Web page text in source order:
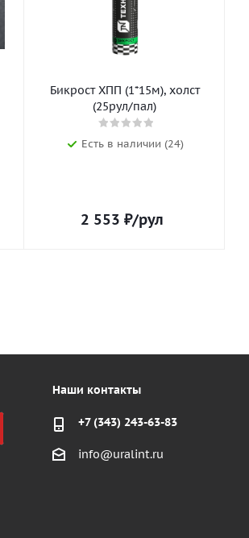
Бикрост ХПП (1*15м), холст
(25рул/пал)
Есть в наличии (24)
2 553 ₽/рул
Наши контакты
+7 (343) 243-63-83
info@uralint.ru